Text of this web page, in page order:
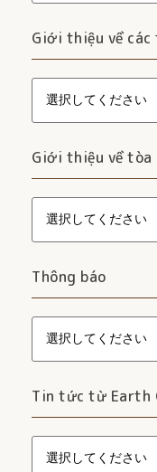
Giới thiệu về
Giới thiệu về tòa
Thông báo
Tin tức từ Earth